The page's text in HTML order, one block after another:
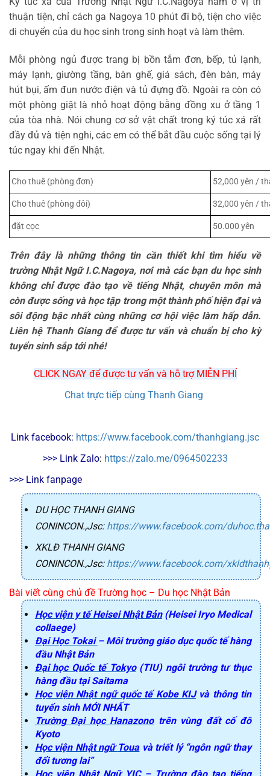
thuận tiện, chỉ cách ga Nagoya 10 phút đi bộ, tiện cho việc
di chuyển của du học sinh trong sinh hoạt và làm thêm.
Mỗi phòng ngủ được trang bị bồn tắm đơn, bếp, tủ lạnh,
máy lạnh, giường tầng, bàn ghế, giá sách, đèn bàn, máy
hút bụi, ấm đun nước điện và tủ đựng đồ. Ngoài ra còn có
một phòng giặt là nhỏ hoạt động bằng đồng xu ở tầng 1
của tòa nhà. Nói chung cơ sở vật chất trong ký túc xá rất
đầy đủ và tiện nghi, các em có thể bắt đầu cuộc sống tại lý
túc ngay khi đến Nhật.
Cho thuê (phòng đơn) 52,000 yên /
Cho thuê (phòng đôi) 32,000 yên /
đặt cọc 50.000 yên
Trên đây là những thông tin cần thiết khi tìm hiểu về
trường Nhật Ngữ I.C.Nagoya, nơi mà các bạn du học sinh
không chỉ được đào tạo về tiếng Nhật, chuyên môn mà
còn được sống và học tập trong một thành phố hiện đại và
sôi động bậc nhất cùng những cơ hội việc làm hấp dẫn.
Liên hệ Thanh Giang để được tư vấn và chuẩn bị cho kỳ
tuyển sinh sắp tới nhé!
CLICK NGAY để được tư vấn và hỗ trợ MIỄN PHÍ
Chat trực tiếp cùng Thanh Giang
Link facebook: https://www.facebook.com/thanhgiang.jsc
>>> Link Zalo: https://zalo.me/0964502233
>>> Link fanpage
DU HỌC THANH GIANG
CONINCON.,Jsc: https://www.facebook.com/
XKLĐ THANH GIANG
CONINCON.,Jsc: https://www.facebook.com/
Bài viết cùng chủ đề Trường học – Du học Nhật Bản
Học viện y tếHeisei Nhật Bản(Heisei Iryo Medical
collaege)
Đại Học Tokai – Môi trường giáo dục quốc tế hàng
đầu Nhật Bản
Đại học Quốc tế Tokyo(TIU) ngôi trường tư thục
hàng đầu tại Saitama
Học viện Nhật ngữ quốc tế Kobe KIJvà thông tin
tuyển sinh MỚI NHẤT
Trường Đại học Hanazonotrên vùng đất cố đô
Kyoto
Học viện Nhật ngữTouavà triết lý “ngôn ngữ thay
đổi tương lai”
Học viện Nhật Ngữ YIC– Trường đào tạo tiếng